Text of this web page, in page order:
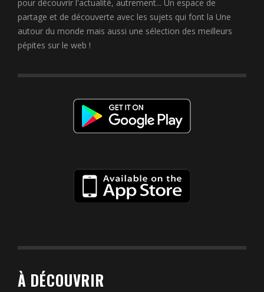
pour découvrir l'actualité, autrement... Un espace de
partage et de découverte avec les sujets qui font la Une
autour du monde mais aussi une sélection des meilleurs
pépites sur le web !
À DÉCOUVRIR